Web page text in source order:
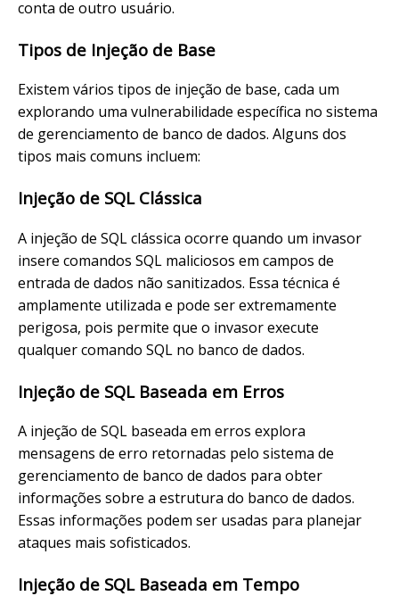
conta de outro usuário.
Tipos de Injeção de Base
Existem vários tipos de injeção de base, cada um
explorando uma vulnerabilidade específica no sistema
de gerenciamento de banco de dados. Alguns dos
tipos mais comuns incluem:
Injeção de SQL Clássica
A injeção de SQL clássica ocorre quando um invasor
insere comandos SQL maliciosos em campos de
entrada de dados não sanitizados. Essa técnica é
amplamente utilizada e pode ser extremamente
perigosa, pois permite que o invasor execute
qualquer comando SQL no banco de dados.
Injeção de SQL Baseada em Erros
A injeção de SQL baseada em erros explora
mensagens de erro retornadas pelo sistema de
gerenciamento de banco de dados para obter
informações sobre a estrutura do banco de dados.
Essas informações podem ser usadas para planejar
ataques mais sofisticados.
Injeção de SQL Baseada em Tempo